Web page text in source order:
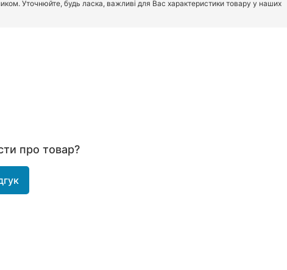
Уточнюйте, будь ласка, важливі для Вас характеристики товару у наших
про товар?